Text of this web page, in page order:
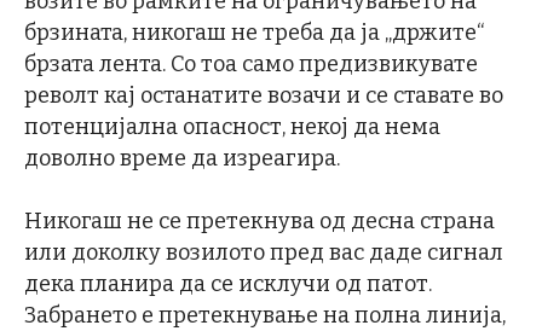
брзината, никогаш не треба да ја „држите“
брзата лента. Со тоа само предизвикувате
револт кај останатите возачи и се ставате во
потенцијална опасност, некој да нема
доволно време да изреагира.
Никогаш не се претекнува од десна страна
или доколку возилото пред вас даде сигнал
дека планира да се исклучи од патот.
Забрането е претекнување на полна линија,